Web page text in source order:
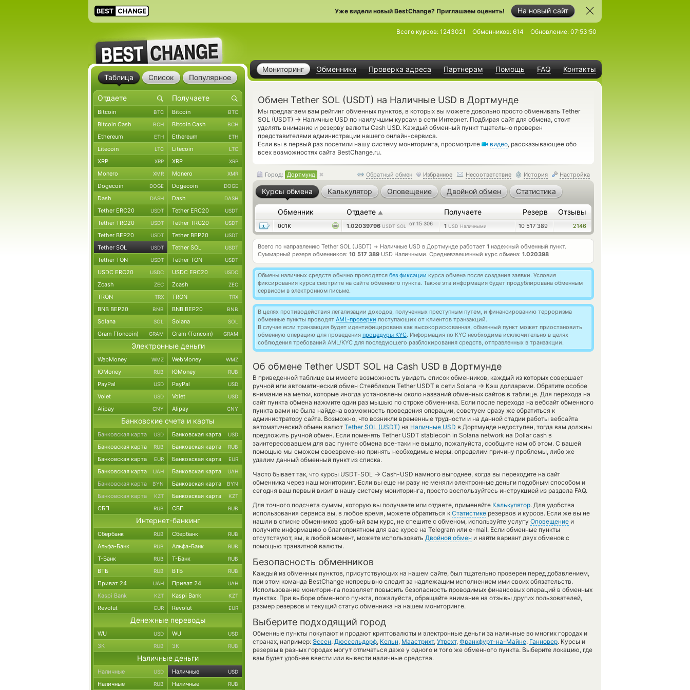
На новый сайт
Уже видели новый BestChange? Приглашаем оценить!
Мониторинг Обменники Проверка адреса Партнерам Помощь FAQ Контакты
Всего курсов: 1243021 Обменников: 614 Обновление: 07:53:50
Обмен Tether SOL (USDT) на Наличные USD в Дортмунде
Мы предлагаем вам рейтинг обменных пунктов, в которых вы можете довольно просто обменивать Tether
SOL (USDT) → Наличные USD по наилучшим курсам в сети Интернет. Подбирая сайт для обмена, стоит
уделять внимание и резерву валюты Cash USD. Каждый обменный пункт тщательно проверен
представителями администрации нашего онлайн-сервиса.
Если вы в первый раз посетили нашу систему мониторинга, просмотрите
видео, рассказывающее обо
всех возможностях сайта BestChange.ru.
Обратный обмен Избранное Несоответствие История Настройка
Город: Дортмунд
Курсы обмена Калькулятор Оповещение Двойной обмен Статистика
Обменник Отдаете ▲ Получаете Резерв Отзывы
001K 1.02039796 USDT SOL от 15 306 1 USD Наличными 10 517 389 2146
Всего по направлению Tether SOL (USDT) → Наличные USD в Дортмунде работает 1 надежный обменный пункт.
Суммарный резерв обменников: 10 517 389 USD Наличными. Средневзвешенный курс обмена: 1.020398
Обмены наличных средств обычно проводятся без фиксации курса обмена после создания заявки. Условия
фиксирования курса смотрите на сайте обменного пункта. Также эта информация будет продублирована обменным
сервисом в электронном письме.
В целях противодействия легализации доходов, полученных преступным путем, и финансированию терроризма
обменные пункты проводят AML-проверки поступающих от клиентов транзакций.
В случае если транзакция будет идентифицирована как высокорискованная, обменный пункт может приостановить
обменную операцию для проведения процедуры KYC. Информация по KYC необходима исключительно в целях
соблюдения требований AML/KYC для последующего разблокирования средств, отправленных в транзакции.
Об обмене Tether USDT SOL на Cash USD в Дортмунде
В приведенной таблице вы имеете возможность увидеть список обменников, каждый из которых совершает
ручной или автоматический обмен Стейблкоин Tether USDT в сети Solana → Кэш долларами. Обратите особое
внимание на метки, которые иногда установлены около названий обменных сайтов в таблице. Для перехода на
сайт пункта обмена нажмите один раз мышью по строке обменника. Если после перехода на вебсайт обменного
пункта вами не была найдена возможность проведения операции, советуем сразу же обратиться к
администратору сайта. Возможно, что возникли временные трудности и на данной стадии работы вебсайта
автоматический обмен валют Tether SOL (USDT) на Наличные USD в Дортмунде недоступен, тогда вам должны
предложить ручной обмен. Если поменять Tether USDT stablecoin in Solana network на Dollar cash в
заинтересовавшем для вас пункте обмена все-таки не вышло, пожалуйста, сообщите нам об этом. С вашей
помощью мы сможем своевременно принять необходимые меры: определим причину проблемы, либо же
удалим данный обменный пункт из списка.
Часто бывает так, что курсы USDT-SOL → Cash-USD намного выгоднее, когда вы переходите на сайт
обменника через наш мониторинг. Если вы еще ни разу не меняли электронные деньги подобным способом и
сегодня ваш первый визит в нашу систему мониторинга, просто воспользуйтесь инструкцией из раздела FAQ.
Для точного подсчета суммы, которую вы получаете или отдаете, применяйте Калькулятор. Для удобства
использования сервиса вы, в любое время, можете обратиться к Статистике резервов и курсов. Если же вы не
нашли в списке обменников удобный вам курс, не спешите с обменом, используйте услугу Оповещение и
получите информацию о благоприятном для вас курсе на Telegram или e-mail. Если обменные пункты
отсутствуют, вы, в любой момент, можете использовать Двойной обмен и найти вариант двух обменов с
помощью транзитной валюты.
Безопасность обменников
Каждый из обменных пунктов, присутствующих на нашем сайте, был тщательно проверен перед добавлением,
при этом команда BestChange непрерывно следит за надлежащим исполнением ими своих обязательств.
Использование мониторинга позволяет повысить безопасность проводимых финансовых операций в обменных
пунктах. При выборе обменного пункта, пожалуйста, обращайте внимание на отзывы других пользователей,
размер резервов и текущий статус обменника на нашем мониторинге.
Выберите подходящий город
Обменные пункты покупают и продают криптовалюты и электронные деньги за наличные во многих городах и
странах, например: Эссен, Дюссельдорф, Кельн, Маастрихт, Утрехт, Франкфурт-на-Майне, Ганновер. Курсы и
резервы в разных городах могут отличаться даже у одного и того же обменного пункта. Выберите локацию, где
вам будет удобнее ввести или вывести наличные средства.
Таблица Список Популярное
Bitcoin BTC Bitcoin BTC
Bitcoin Cash BCH Bitcoin Cash BCH
Ethereum ETH Ethereum ETH
Litecoin LTC Litecoin LTC
XRP XRP XRP XRP
Monero XMR Monero XMR
Dogecoin DOGE Dogecoin DOGE
Dash DASH Dash DASH
Tether ERC20 USDT Tether ERC20 USDT
Tether TRC20 USDT Tether TRC20 USDT
Tether BEP20 USDT Tether BEP20 USDT
Tether SOL USDT Tether SOL USDT
Tether TON USDT Tether TON USDT
USDC ERC20 USDC USDC ERC20 USDC
Zcash ZEC Zcash ZEC
TRON TRX TRON TRX
BNB BEP20 BNB BNB BEP20 BNB
Solana SOL Solana SOL
Gram (Toncoin) GRAM Gram (Toncoin) GRAM
Электронные деньги
WebMoney WMZ WebMoney WMZ
ЮMoney RUB ЮMoney RUB
PayPal USD PayPal USD
Volet USD Volet USD
Alipay CNY Alipay CNY
Банковские счета и карты
Банковская карта USD Банковская карта USD
Банковская карта RUB Банковская карта RUB
Банковская карта EUR Банковская карта EUR
Банковская карта UAH Банковская карта UAH
Банковская карта BYN Банковская карта BYN
Банковская карта KZT Банковская карта KZT
СБП RUB СБП RUB
Интернет-банкинг
Сбербанк RUB Сбербанк RUB
Альфа-Банк RUB Альфа-Банк RUB
Т-Банк RUB Т-Банк RUB
ВТБ RUB ВТБ RUB
Приват 24 UAH Приват 24 UAH
Kaspi Bank KZT Kaspi Bank KZT
Revolut EUR Revolut EUR
Денежные переводы
WU USD WU USD
ЗК RUB ЗК RUB
Наличные деньги
Наличные USD Наличные USD
Наличные RUB Наличные RUB